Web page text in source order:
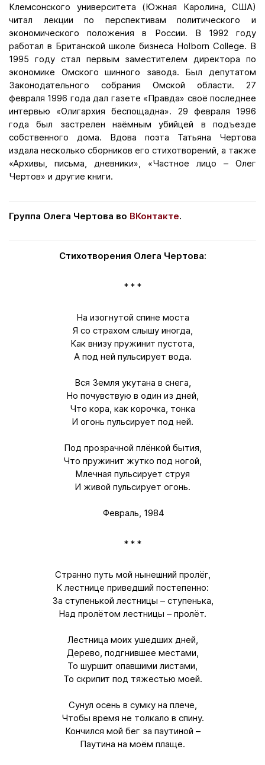
Клемсонского университета (Южная Каролина, США)
читал лекции по перспективам политического и
экономического положения в России. В 1992 году
работал в Британской школе бизнеса Holborn College. В
1995 году стал первым заместителем директора по
экономике Омского шинного завода. Был депутатом
Законодательного собрания Омской области. 27
февраля 1996 года дал газете «Правда» своё последнее
интервью «Олигархия беспощадна». 29 февраля 1996
года был застрелен наёмным убийцей в подъезде
собственного дома. Вдова поэта Татьяна Чертова
издала несколько сборников его стихотворений, а также
«Архивы, письма, дневники», «Частное лицо – Олег
Чертов» и другие книги.
Группа Олега Чертова во ВКонтакте.
Стихотворения Олега Чертова:
* * *
На изогнутой спине моста
Я со страхом слышу иногда,
Как внизу пружинит пустота,
А под ней пульсирует вода.
Вся Земля укутана в снега,
Но почувствую в один из дней,
Что кора, как корочка, тонка
И огонь пульсирует под ней.
Под прозрачной плёнкой бытия,
Что пружинит жутко под ногой,
Млечная пульсирует струя
И живой пульсирует огонь.
Февраль, 1984
* * *
Странно путь мой нынешний пролёг,
К лестнице приведший постепенно:
За ступенькой лестницы – ступенька,
Над пролётом лестницы – пролёт.
Лестница моих ушедших дней,
Дерево, подгнившее местами,
То шуршит опавшими листами,
То скрипит под тяжестью моей.
Сунул осень в сумку на плече,
Чтобы время не толкало в спину.
Кончился мой бег за паутиной –
Паутина на моём плаще.